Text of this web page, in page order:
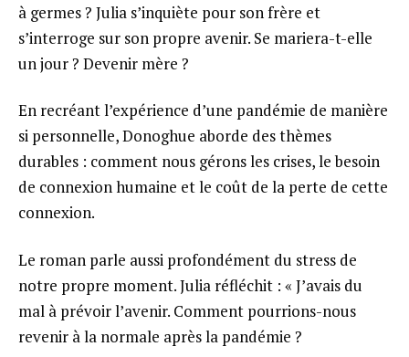
à germes ? Julia s’inquiète pour son frère et
s’interroge sur son propre avenir. Se mariera-t-elle
un jour ? Devenir mère ?
En recréant l’expérience d’une pandémie de manière
si personnelle, Donoghue aborde des thèmes
durables : comment nous gérons les crises, le besoin
de connexion humaine et le coût de la perte de cette
connexion.
Le roman parle aussi profondément du stress de
notre propre moment. Julia réfléchit : « J’avais du
mal à prévoir l’avenir. Comment pourrions-nous
revenir à la normale après la pandémie ?